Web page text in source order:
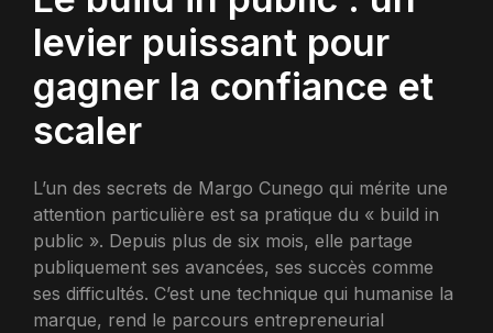
levier puissant pour
gagner la confiance et
scaler
L’un des secrets de Margo Cunego qui mérite une
attention particulière est sa pratique du « build in
public ». Depuis plus de six mois, elle partage
publiquement ses avancées, ses succès comme
ses difficultés. C’est une technique qui humanise la
marque, rend le parcours entrepreneurial